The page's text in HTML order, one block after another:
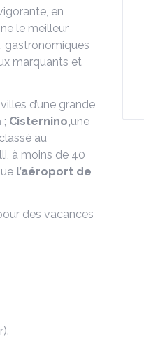
en
le meilleur
gastronomiques
marquants et
d’une grande
; Cisternino,une
au
à moins de 40
l’aéroport de
des vacances